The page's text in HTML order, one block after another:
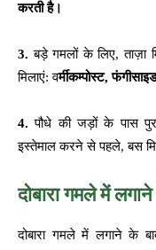
करती है।
3. बड़े गमलों के लिए, ताज़ा
मिलाएं: वर्मीकम्पोस्ट,
4. पौधे की जड़ों के पास
इस्तेमाल करने से पहले, बस
दोबारा गमले में
दोबारा गमले में लगाने के